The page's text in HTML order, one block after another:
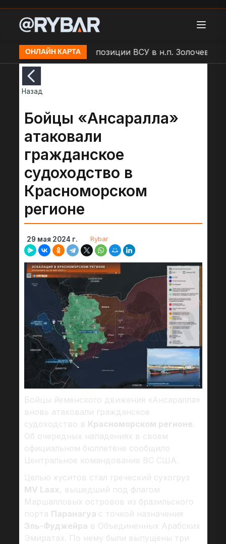
ОНЛАЙН КАРТА
БЛА "Молния" по позиции ВСУ в н.п. Золочев
Назад
Бойцы «Ансаралла»
атаковали
гражданское
судоходство в
Красноморском
регионе
29 мая 2024 г. Rybar
Бойцы йеменского движения «Ансаралла»
вновь атаковали гражданское
судоходство в Красноморском регионе.
Об очередных нападениях в своем
официальном бюллетене сообщило
Центральное командование ВС США.
Целью хуситов стал греческий сухогруз
MV Laax, вышедший под флагом
Маршалловых островов из бразильского
порта Паранагуа с точкой назначения
Эль-Фуджейра в Объединенных Арабских
Эмиратах. По нему были выпущены три